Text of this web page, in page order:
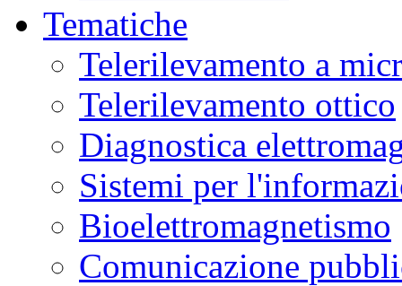
Tematiche
Telerilevamento a
Telerilevamento ottico
Diagnostica
Sistemi per
Bioelettromagnetismo
Comunicazione